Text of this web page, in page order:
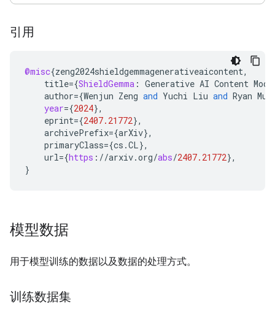
引用
@misc{zeng2024shieldgemmagenerativeaicontent,
title={ShieldGemma : Generative AI Content
author={Wenjun Zeng and Yuchi Liu and Ryan
year={2024},
eprint={2407.21772},
archivePrefix={arXiv},
primaryClass={cs .CL},
url={https : //arxiv.org/abs/2407.21772},
}
模型数据
用于模型训练的数据以及数据的处理方式。
训练数据集